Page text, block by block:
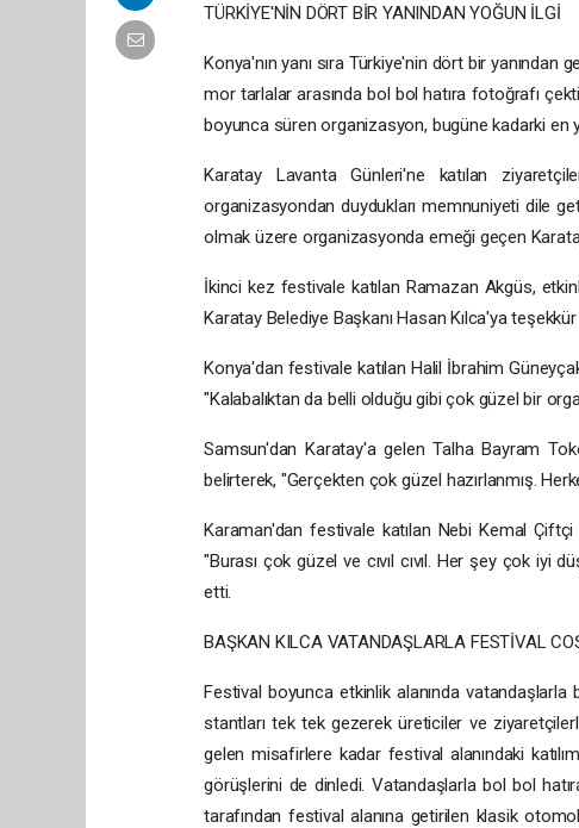
TÜRKİYE'NİN DÖRT BİR YANINDAN YOĞUN İLGİ
Konya'nın yanı sıra Türkiye'nin dört bir
mor tarlalar arasında bol bol hatıra fotoğrafı
boyunca süren organizasyon, bugüne kadarki en
Karatay Lavanta Günleri'ne katılan
organizasyondan duydukları memnuniyeti dile
olmak üzere organizasyonda emeği geçen
İkinci kez festivale katılan Ramazan Akgüs,
Karatay Belediye Başkanı Hasan Kılca'ya
Konya'dan festivale katılan Halil İbrahim
"Kalabalıktan da belli olduğu gibi çok güzel bir
Samsun'dan Karatay'a gelen Talha Bayram
belirterek, "Gerçekten çok güzel hazırlanmış.
Karaman'dan festivale katılan Nebi Kemal
"Burası çok güzel ve cıvıl cıvıl. Her şey çok iyi
etti.
BAŞKAN KILCA VATANDAŞLARLA FESTİVAL
Festival boyunca etkinlik alanında vatandaşlarla
stantları tek tek gezerek üreticiler ve
gelen misafirlere kadar festival alanındaki
görüşlerini de dinledi. Vatandaşlarla bol bol
tarafından festival alanına getirilen klasik